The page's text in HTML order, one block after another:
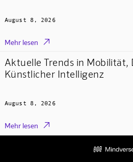
August 8, 2026
Mehr lesen 
Aktuelle Trends in Mobilität,
Künstlicher Intelligenz
August 8, 2026
Mehr lesen 